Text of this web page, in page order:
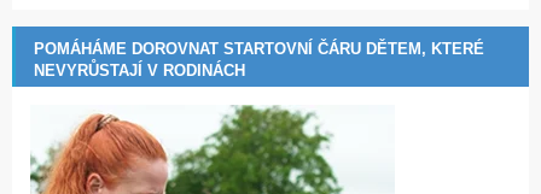
POMÁHÁME DOROVNAT STARTOVNÍ ČÁRU DĚTEM, KTERÉ
NEVYRŮSTAJÍ V RODINÁCH